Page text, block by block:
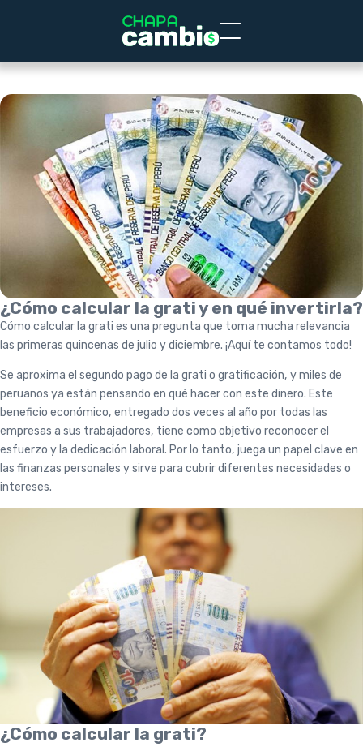
¿Cómo calcular la grati y en qué invertirla?
Cómo calcular la grati es una pregunta que toma mucha relevancia
las primeras quincenas de julio y diciembre. ¡Aquí te contamos todo!
Se aproxima el segundo pago de la grati o gratificación, y miles de
peruanos ya están pensando en qué hacer con este dinero. Este
beneficio económico, entregado dos veces al año por todas las
empresas a sus trabajadores, tiene como objetivo reconocer el
esfuerzo y la dedicación laboral. Por lo tanto, juega un papel clave en
las finanzas personales y sirve para cubrir diferentes necesidades o
intereses.
¿Cómo calcular la grati?